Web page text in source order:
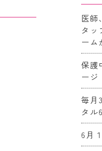
医師
タッ
ー
保護
ージ
毎月
タル
6月